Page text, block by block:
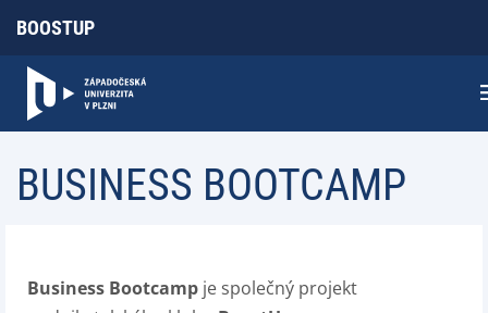
BOOSTUP
BUSINESS BOOTCAMP
Business Bootcamp je společný projekt